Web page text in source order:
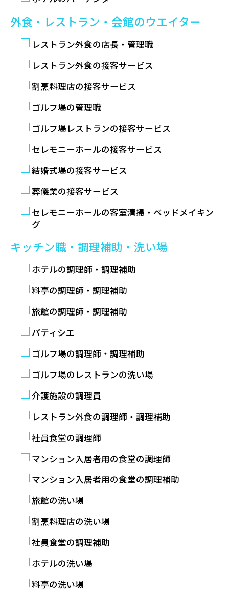
外食・レストラン・会館のウエイター
レストラン外食の店長・管理職
レストラン外食の接客サービス
割烹料理店の接客サービス
ゴルフ場の管理職
ゴルフ場レストランの接客サービス
セレモニーホールの接客サービス
結婚式場の接客サービス
葬儀業の接客サービス
セレモニーホールの客室清掃・ベッドメイキン
グ
キッチン職・調理補助・洗い場
ホテルの調理師・調理補助
料亭の調理師・調理補助
旅館の調理師・調理補助
パティシエ
ゴルフ場の調理師・調理補助
ゴルフ場のレストランの洗い場
介護施設の調理員
レストラン外食の調理師・調理補助
社員食堂の調理師
マンション入居者用の食堂の調理師
マンション入居者用の食堂の調理補助
旅館の洗い場
割烹料理店の洗い場
社員食堂の調理補助
ホテルの洗い場
料亭の洗い場